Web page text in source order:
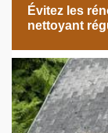
Évitez les
nettoyant